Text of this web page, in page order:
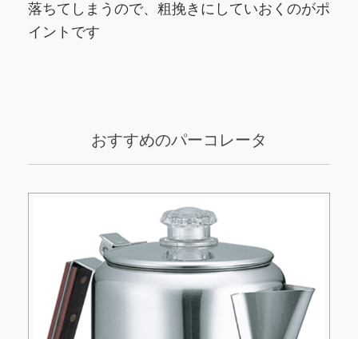
落ちてしまうので、粗挽きにしていおくのがポ
イントです
おすすめのパーコレータ